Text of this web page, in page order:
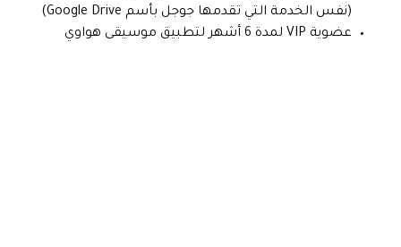
(نفس الخدمة التي تقدمها جوجل بأسم Google Drive)
عضوية VIP لمدة 6 أشهر لتطبيق موسيقى هواوي